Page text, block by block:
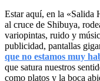
Estar aquí, en la «Salida
al cruce de Shibuya,
variopintas, ruido y
publicidad, pantallas
que no estamos muy
que satura nuestros
como platos y la boca